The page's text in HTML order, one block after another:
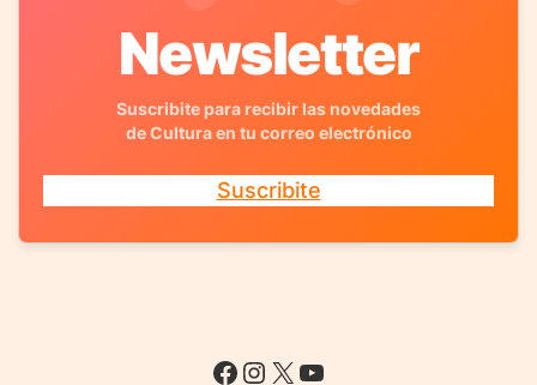
Newsletter
Suscribite para recibir las novedades
de Cultura en tu correo electrónico
Suscribite
Facebook
Instagram
X YouTube